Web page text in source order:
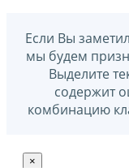
Если Вы
мы будем
Выделите
содержит
комбинацию
×